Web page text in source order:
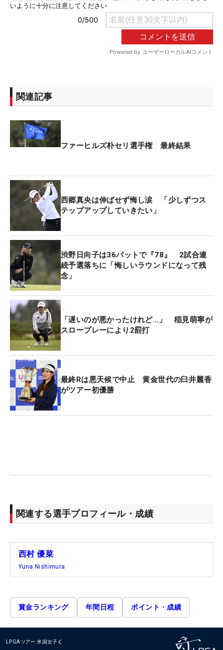
関連記事
ファーヒルズ朴セリ選手権 最終結果
西郷真央は伸ばせず悔し涙 「少しずつス
テップアップしていきたい」
渋野日向子は36パットで『78』 2試合連
続予選落ちに「悔しいラウンドになって残
念」
「遅いのが悪かったけれど…」 稲見萌寧が
スロープレーにより2罰打
最終Rは悪天候で中止 黄金世代の臼井麗香
がツアー初優勝
関連する選手プロフィール・成績
西村 優菜
Yuna Nishimura
賞金ランキング 年間日程 ポイント・成績
LPGAツアー 米国女子